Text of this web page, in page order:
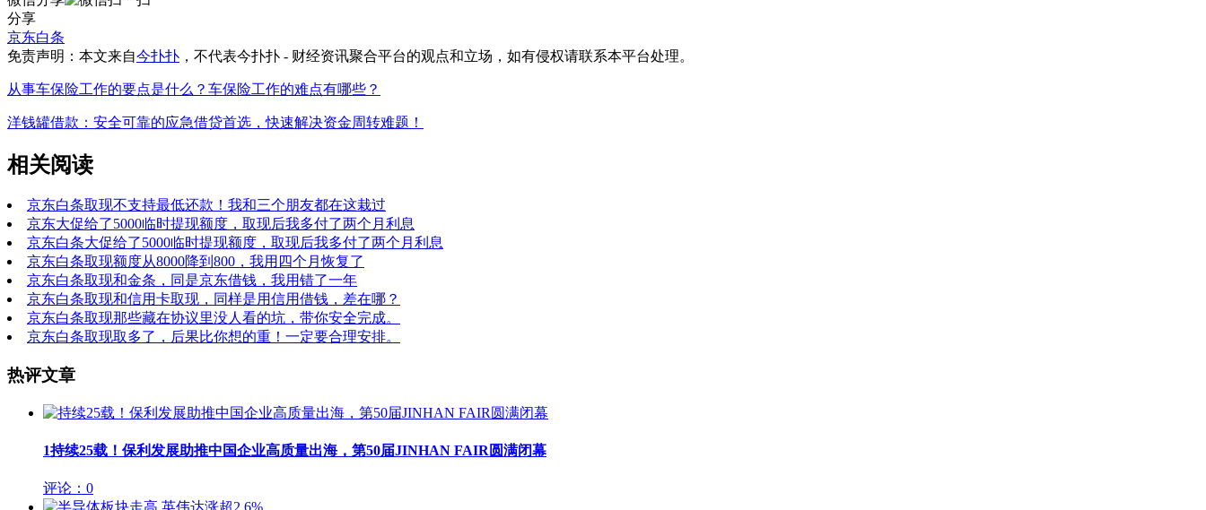
分享
京东白条
免责声明：本文来自今扑扑 ，不代表今扑扑 - 财经资讯聚合平台的观点和立场，如有侵权请联系本平台处理。
从事车保险工作的要点是什么？车保险工作的难点有哪些？
洋钱罐借款：安全可靠的应急借贷首选，快速解决资金周转难题！
相关阅读
京东白条取现不支持最低还款！我和三个朋友都在这栽过
京东大促给了5000临时提现额度，取现后我多付了两个月利息
京东白条大促给了5000临时提现额度，取现后我多付了两个月利息
京东白条取现额度从8000降到800，我用四个月恢复了
京东白条取现和金条，同是京东借钱，我用错了一年
京东白条取现和信用卡取现，同样是用信用借钱，差在哪？
京东白条取现那些藏在协议里没人看的坑，带你安全完成。
京东白条取现取多了，后果比你想的重！一定要合理安排。
热评文章
1持续25载！保利发展助推中国企业高质量出海，第50届JINHAN FAIR圆满闭幕
评论：0